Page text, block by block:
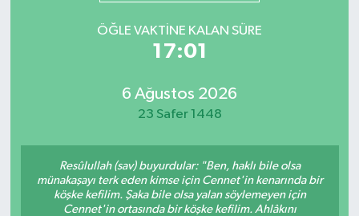
ÖĞLE VAKTINE KALAN SÜRE
17:01
6 Ağustos 2026
23 Safer 1448
Resûlullah (sav) buyurdular: "Ben, haklı bile olsa
münakaşayı terk eden kimse için Cennet'in kenarında bir
köşke kefilim. Şaka bile olsa yalan söylemeyen için
Cennet'in ortasında bir köşke kefilim. Ahlâkını
Son Dakika Haberleri